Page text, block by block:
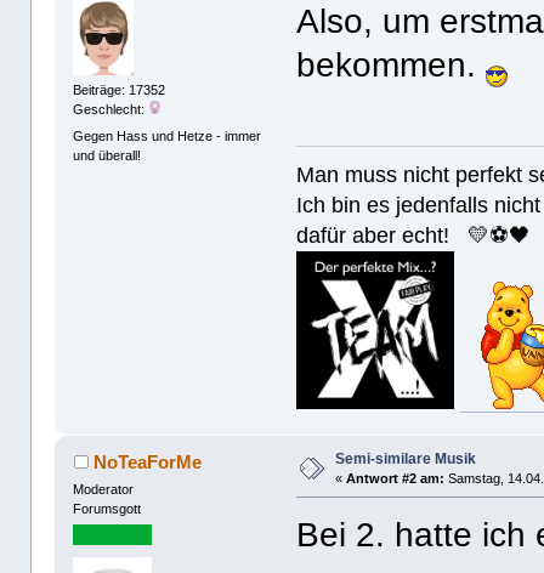
Beiträge: 17352
Geschlecht:
Gegen Hass und Hetze - immer
und überall!
Also, um
bekommen.
Man muss nicht
Ich bin es jedenfalls
dafür aber echt! 💛⚽️🖤
NoTeaForMe
Moderator
Forumsgott
Semi-similare Musik
«Antwort #2 am: Samstag,
Bei 2. hatte ich